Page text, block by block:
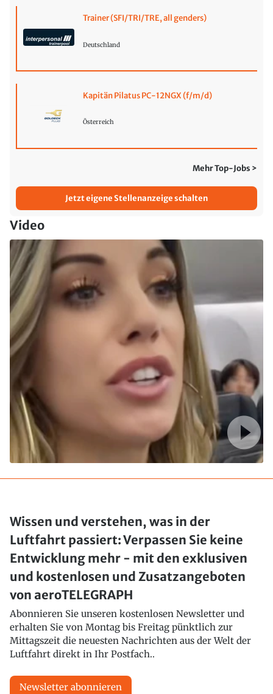
Trainer (SFI/TRI/TRE, all genders)
Deutschland
Kapitän Pilatus PC-12NGX (f/m/d)
Österreich
Mehr Top-Jobs >
Jetzt eigene Stellenanzeige schalten
Video
Wissen und verstehen, was in der
Luftfahrt passiert: Verpassen Sie keine
Entwicklung mehr - mit den exklusiven
und kostenlosen und Zusatzangeboten
von aeroTELEGRAPH
Abonnieren Sie unseren kostenlosen Newsletter und
erhalten Sie von Montag bis Freitag pünktlich zur
Mittagszeit die neuesten Nachrichten aus der Welt der
Luftfahrt direkt in Ihr Postfach..
Newsletter abonnieren